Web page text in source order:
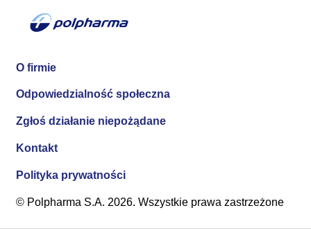
O firmie
Odpowiedzialność społeczna
Zgłoś działanie niepożądane
Kontakt
Polityka prywatności
© Polpharma S.A. 2026. Wszystkie prawa zastrzeżone